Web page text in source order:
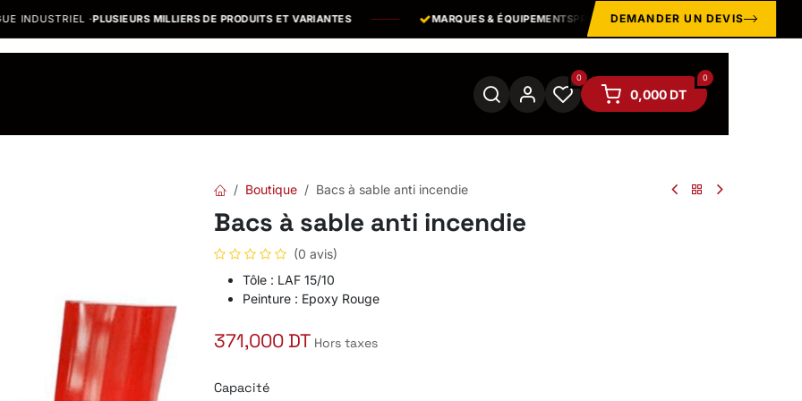
·PLUSIEURS MILLIERS DE PRODUITS ET VARIANTES MARQUES & ÉQUIPEMENTSPROFESSIONNELS EPI ·
DEMANDER UN DEVIS
0 0
0,000DT
Boutique Bacs à sable anti incendie
Bacs à sable anti incendie
(0 avis)
Tôle : LAF 15/10
Peinture : Epoxy Rouge
371,000 DT Hors taxes
Capacité